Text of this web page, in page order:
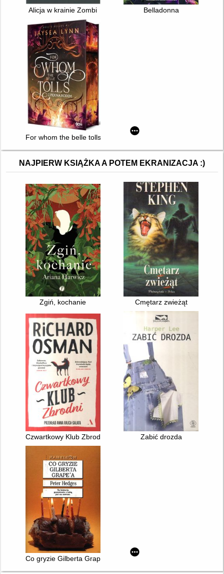
Alicja w krainie Zombi Belladonna
For whom the belle tolls : z piękna rodem
NAJPIERW KSIĄŻKA A POTEM EKRANIZACJA :)
Zgiń, kochanie Cmętarz zwieżąt
Czwartkowy Klub Zbrodni Zabić drozda
Co gryzie Gilberta Grape'a